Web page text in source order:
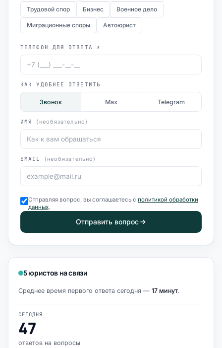
Трудовой спор Бизнес Военное дело
Миграционные споры Автоюрист
ТЕЛЕФОН ДЛЯ ОТВЕТА *
КАК УДОБНЕЕ ОТВЕТИТЬ
Звонок Max Telegram
ИМЯ (необязательно)
EMAIL (необязательно)
Отправляя вопрос, вы соглашаетесь с политикой обработки
данных.
Отправить вопрос
5 юристов на связи
Среднее время первого ответа сегодня — 17 минут.
СЕГОДНЯ
47
ответов на вопросы